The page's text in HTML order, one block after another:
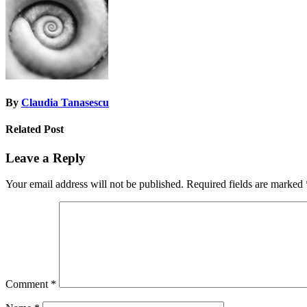
By Claudia Tanasescu
Related Post
Leave a Reply
Your email address will not be published. Required fields are marked
Comment *